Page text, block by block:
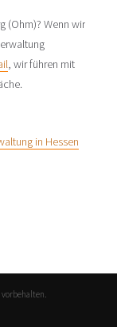
(Ohm)? Wenn wir
, wir führen mit
in Hessen
vorbehalten.